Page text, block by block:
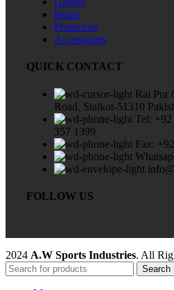
Boots
Protectors
Accessories
QUICK CONTACT
Rai Pur
Road, Sialkot-51310
Tel:
357 1399
Fax:
FOLLOW US
2024 A.W Sports Industries. All
Search